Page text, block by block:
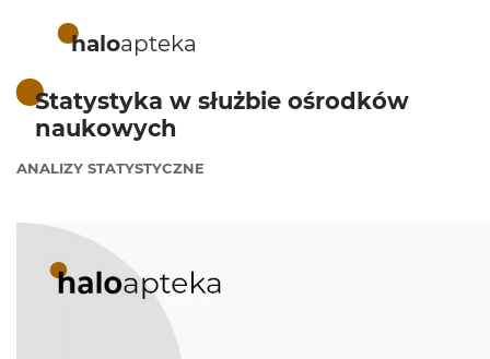
haloapteka
Statystyka w służbie ośrodków
naukowych
ANALIZY STATYSTYCZNE